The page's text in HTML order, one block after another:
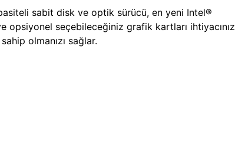
sabit disk ve optik sürücü, en yeni Intel®
opsiyonel seçebileceğiniz grafik kartları ihtiyacınız
olmanızı sağlar.